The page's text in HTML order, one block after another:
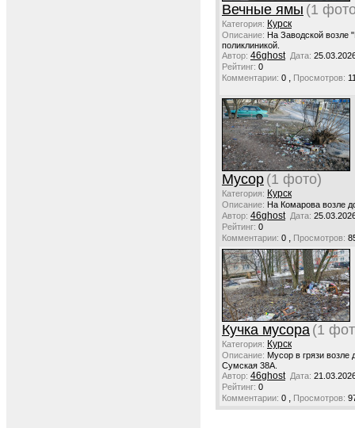
Вечные ямы (1
Категория: Курск
Описание: На Заводской возле
поликлиникой.
Автор: 46ghost Дата:
Рейтинг: 0
Комментарии: 0 , Просмотров:
Мусор (1 фото)
Категория: Курск
Описание: На Комарова возле
Автор: 46ghost Дата:
Рейтинг: 0
Комментарии: 0 , Просмотров:
Кучка мусора (1
Категория: Курск
Описание: Мусор в грязи возле
Сумская 38А.
Автор: 46ghost Дата:
Рейтинг: 0
Комментарии: 0 , Просмотров: